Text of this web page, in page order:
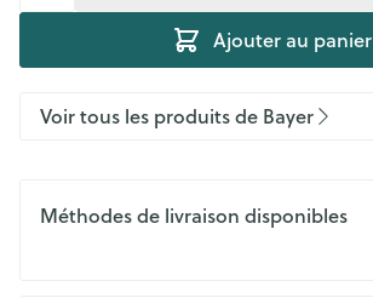
Ajouter au panier
Voir tous les produits de Bayer
Méthodes de livraison disponibles